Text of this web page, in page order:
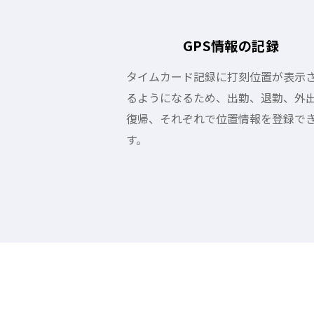
GPS情報の記録
タイムカード記録に打刻位置が表示
るようになるため、出勤、退勤、外出
復帰、それぞれで位置情報を登録で
す。